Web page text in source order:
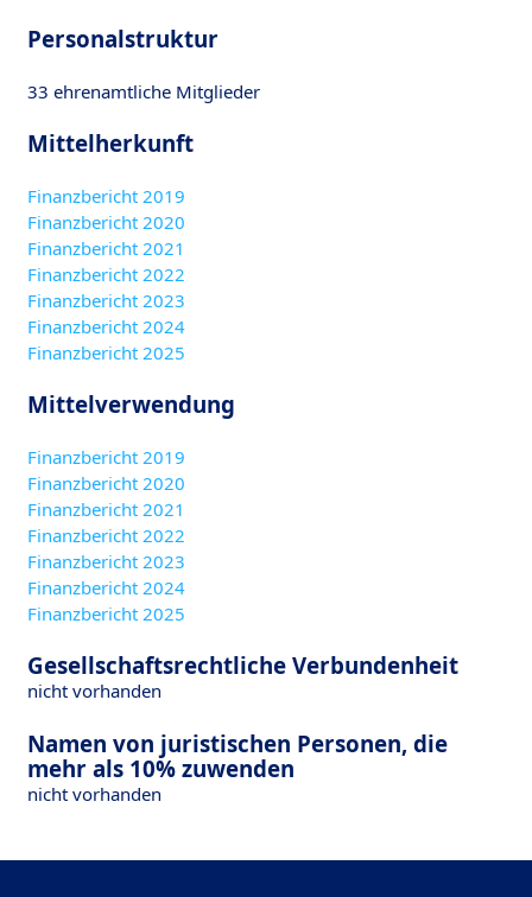
Personalstruktur
33 ehrenamtliche Mitglieder
Mittelherkunft
Finanzbericht 2019
Finanzbericht 2020
Finanzbericht 2021
Finanzbericht 2022
Finanzbericht 2023
Finanzbericht 2024
Finanzbericht 2025
Mittelverwendung
Finanzbericht 2019
Finanzbericht 2020
Finanzbericht 2021
Finanzbericht 2022
Finanzbericht 2023
Finanzbericht 2024
Finanzbericht 2025
Gesellschaftsrechtliche Verbundenheit
nicht vorhanden
Namen von juristischen Personen, die
mehr als 10% zuwenden
nicht vorhanden